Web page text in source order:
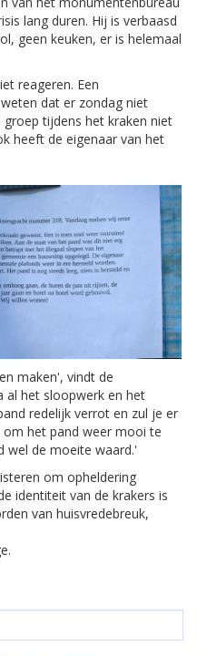
lang duren. Hij is verbaasd
geen keuken, er is helemaal
reageren. Een
dat er zondag niet
tijdens het kraken niet
heeft de eigenaar van het
maken', vindt de
al het sloopwerk en het
redelijk verrot en zul je er
het pand weer mooi te
wel de moeite waard.'
om opheldering
identiteit van de krakers is
van huisvredebreuk,